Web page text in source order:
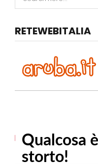
RETEWEBITALIA